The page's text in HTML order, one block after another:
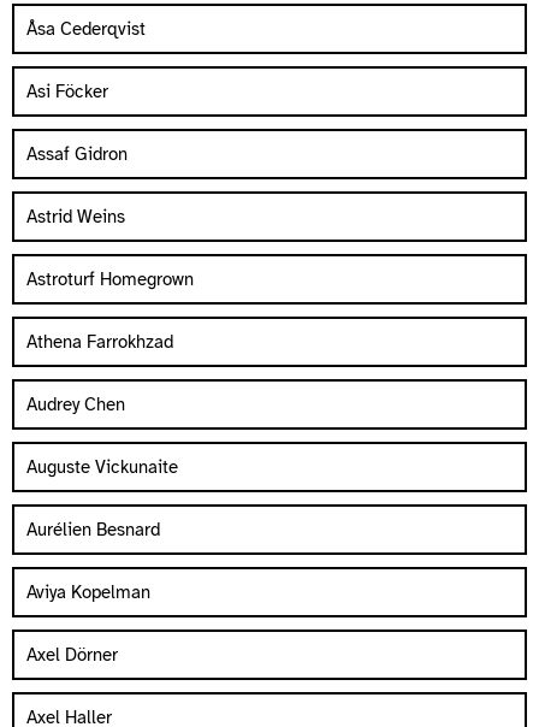
Åsa Cederqvist
Asi Föcker
Assaf Gidron
Astrid Weins
Astroturf Homegrown
Athena Farrokhzad
Audrey Chen
Auguste Vickunaite
Aurélien Besnard
Aviya Kopelman
Axel Dörner
Axel Haller